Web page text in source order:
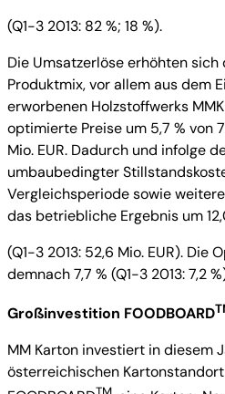
(Q1-3 2013: 82 %; 18 %).
Die Umsatzerlöse erhöhten
Produktmix, vor allem aus dem
erworbenen Holzstoffwerks
optimierte Preise um 5,7 % von
Mio. EUR. Dadurch und infolge
umbaubedingter
Vergleichsperiode sowie
das betriebliche Ergebnis um
(Q1-3 2013: 52,6 Mio. EUR). Die
demnach 7,7 % (Q1-3 2013: 7,2
Großinvestition FOODBOARD
MM Karton investiert in diesem
österreichischen